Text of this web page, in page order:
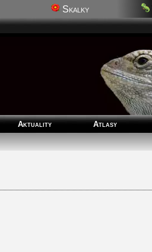
Skalky
Aktuality Atlasy